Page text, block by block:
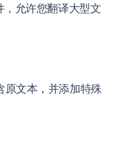
，允许您翻译大型文
原文本，并添加特殊